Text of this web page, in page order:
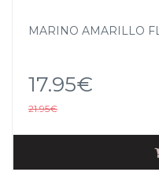
MARINO AMARILLO
17.95€
21.95€